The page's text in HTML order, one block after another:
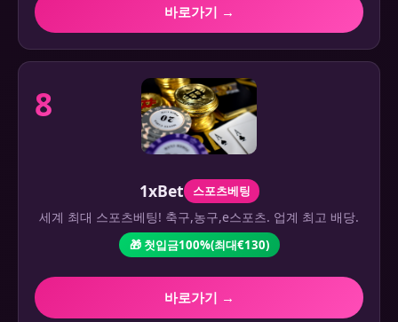
바로가기 →
8
1xBet 스포츠베팅
세계 최대 스포츠베팅! 축구,농구,e스포츠. 업계 최고 배당.
🎁 첫입금100%(최대€130)
바로가기 →